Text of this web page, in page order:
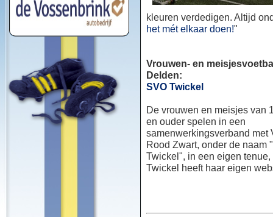
kleuren verdedigen. Altijd
het mét elkaar doen!"
Vrouwen- en
Delden:
SVO Twickel
De vrouwen en meisjes van
en ouder spelen in een
samenwerkingsverband met
Rood Zwart, onder de naam
Twickel", in een eigen
Twickel heeft haar eigen